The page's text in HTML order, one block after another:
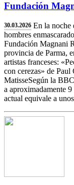
Fundación
30.03.2026 En la noche
hombres
Fundación Magnani
provincia de Parma,
artistas franceses:
con cerezas» de
MatisseSegún la
a aproximadamente
actual equivale a